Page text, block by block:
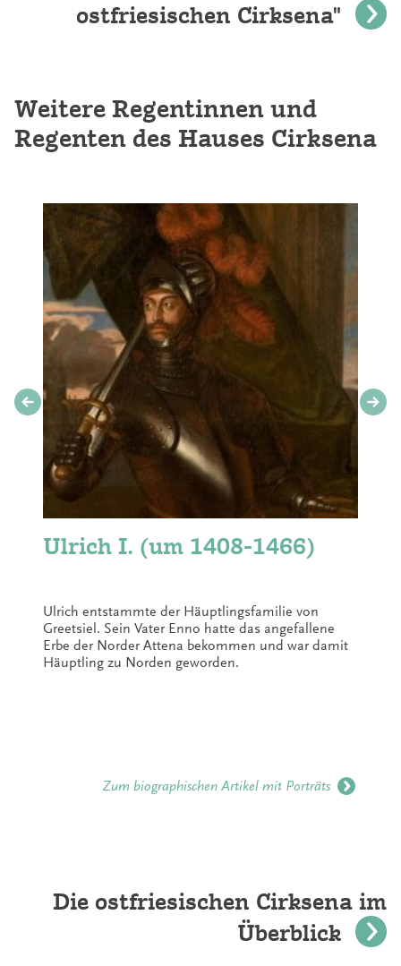
ostfriesischen Cirksena"
Weitere Regentinnen und
Regenten des Hauses Cirksena
Ulrich I. (um 1408-1466)
Ulrich entstammte der Häuptlingsfamilie von
Greetsiel. Sein Vater Enno hatte das angefallene
Erbe der Norder Attena bekommen und war damit
Häuptling zu Norden geworden.
Zum biographischen Artikel mit Porträts
Die ostfriesischen Cirksena im
Überblick